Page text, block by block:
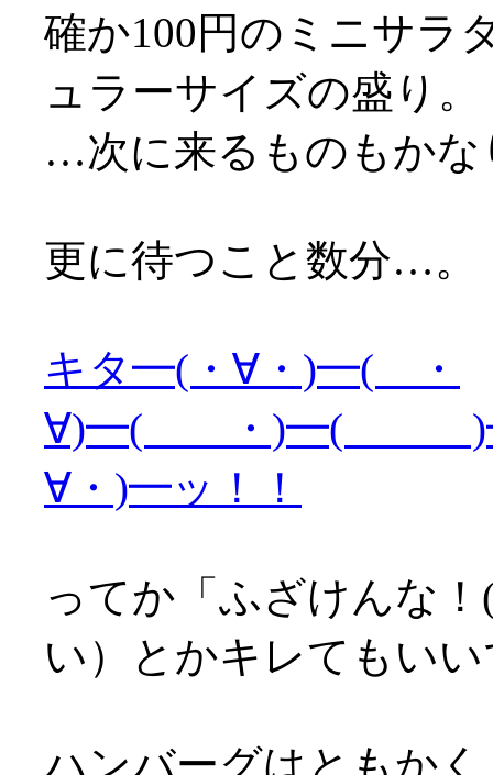
確か100円のミニサラ
ュラーサイズの盛り。
…次に来るものもか
更に待つこと数分…。
キタ━(・∀・)━( ・
∀)━( ・)━(
∀・)━ッ！！
ってか「ふざけんな
い）とかキレてもい
ハンバーグはともか